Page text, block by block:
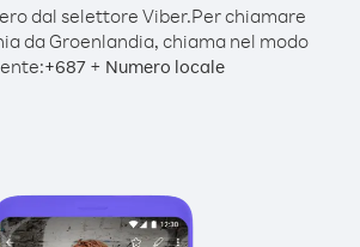
dal selettore Viber.Per chiamare
da Groenlandia, chiama nel modo
+687 + Numero locale